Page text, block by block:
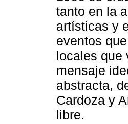
tanto en la
artísticas y
eventos
locales que
mensaje
abstracta,
Cardoza y
libre.